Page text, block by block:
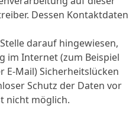
Dessen Kontaktdaten
darauf hingewiesen,
im Internet (zum Beispiel
Mail) Sicherheitslücken
Schutz der Daten vor
nicht möglich.